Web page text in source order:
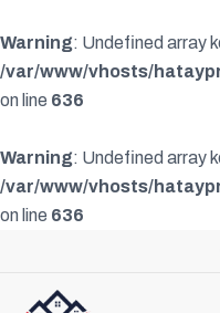
Warning: Undefined array
/var/www/vhosts/
on line 636
Warning: Undefined array
/var/www/vhosts/
on line 636